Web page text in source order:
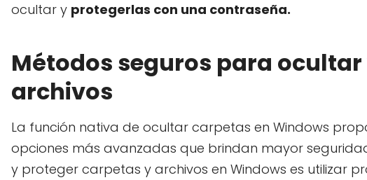
ocultar y protegerlas con una contraseña.
Métodos seguros para
archivos
La función nativa de ocultar carpetas en Windows
opciones más avanzadas que brindan mayor
y proteger carpetas y archivos en Windows es utilizar